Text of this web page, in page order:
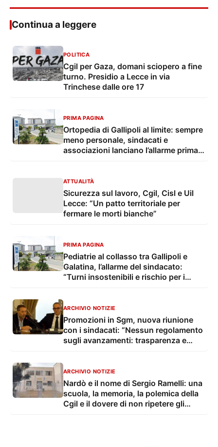
Continua a leggere
POLITICA
Cgil per Gaza, domani sciopero a fine
turno. Presidio a Lecce in via
Trinchese dalle ore 17
PRIMA PAGINA
Ortopedia di Gallipoli al limite: sempre
meno personale, sindacati e
associazioni lanciano l’allarme prima
ATTUALITÀ
Sicurezza sul lavoro, Cgil, Cisl e Uil
Lecce: “Un patto territoriale per
fermare le morti bianche”
PRIMA PAGINA
Pediatrie al collasso tra Gallipoli e
Galatina, l’allarme del sindacato:
“Turni insostenibili e rischio per i
ARCHIVIO NOTIZIE
Promozioni in Sgm, nuova riunione
con i sindacati: “Nessun regolamento
sugli avanzamenti: trasparenza e
ARCHIVIO NOTIZIE
Nardò e il nome di Sergio Ramelli: una
scuola, la memoria, la polemica della
Cgil e il dovere di non ripetere gli